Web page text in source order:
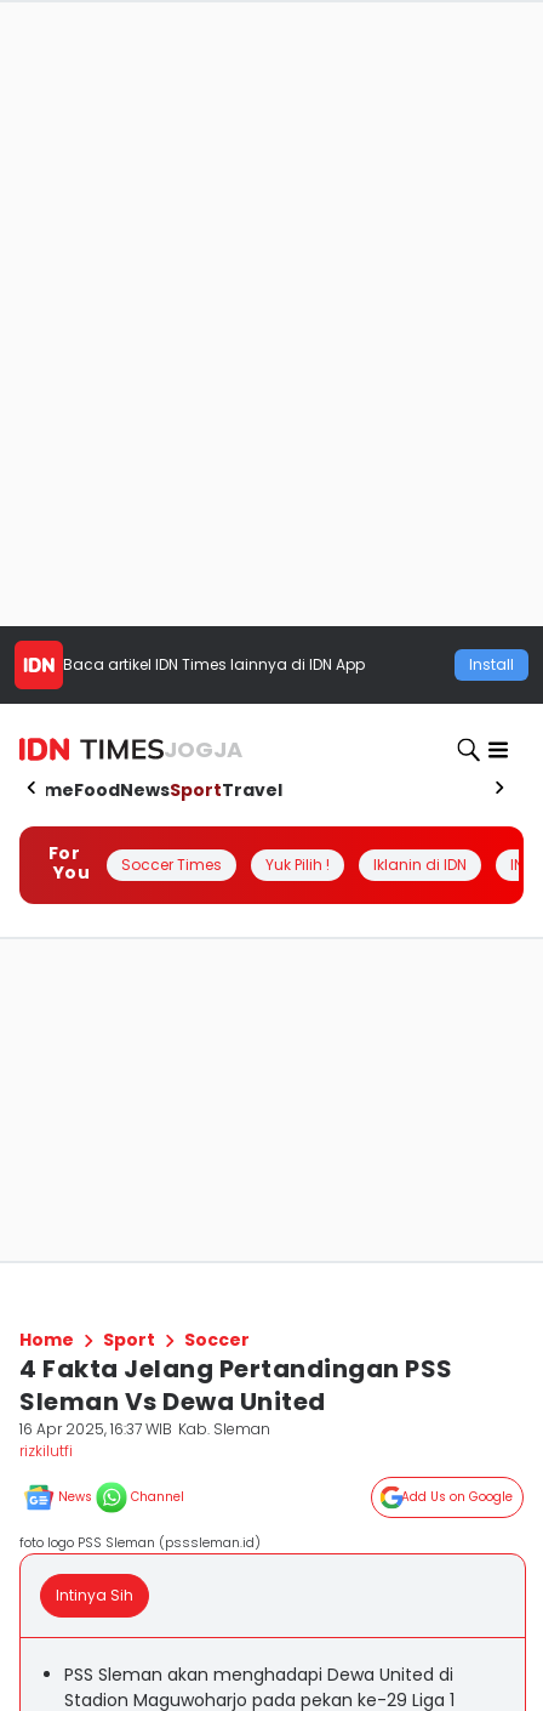
Baca artikel IDN Times lainnya di IDN App Install
JOGJA
HomeFoodNewsSportTravel
For
You
Soccer Times Yuk Pilih ! Iklanin di IDN
Home Sport Soccer
4 Fakta Jelang Pertandingan PSS
Sleman Vs Dewa United
16 Apr 2025, 16:37 WIB Kab. Sleman
rizkilutfi
News Channel Add Us on Google
foto logo PSS Sleman (psssleman.id)
Intinya Sih
PSS Sleman akan menghadapi Dewa United di
Stadion Maguwoharjo pada pekan ke-29 Liga 1